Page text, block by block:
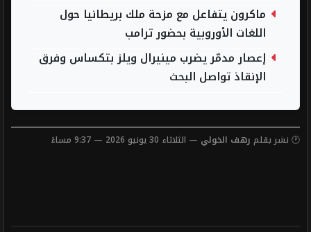
ماكرون يتفاعل مع مزحة ملك بريطانيا حول
اللغات الأوروبية بحضور ترامب
إعصار مدمّر يضرب مينيرال ويلز بتكساس وفرق
الإنقاذ تواصل البحث
🕐 نشر بقلم رهف الخولي — الثلاثاء 30 يونيو 2026 — 9:37 مساءً